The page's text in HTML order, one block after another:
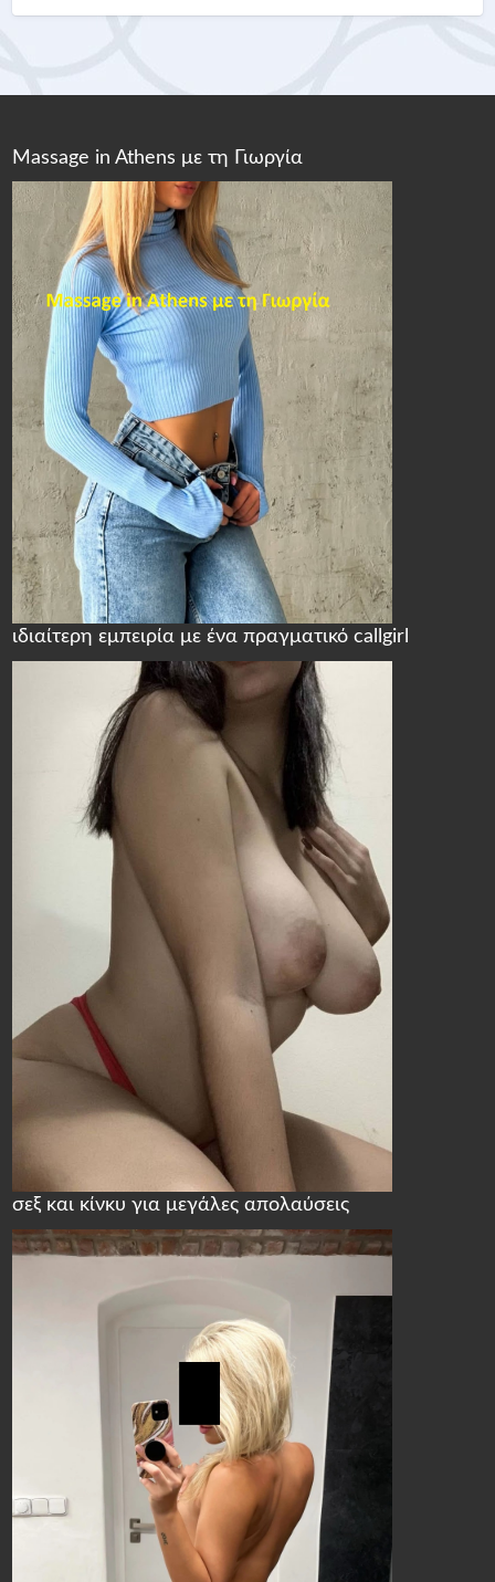
Massage in Athens με τη Γιωργία
ιδιαίτερη εμπειρία με ένα πραγματικό callgirl
σεξ και κίνκυ για μεγάλες απολαύσεις